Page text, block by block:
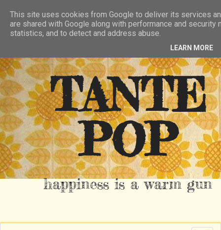
RSS FEED
TANTE
POP
happiness is a warm gun
This site uses cookies from Google to deliver its services
are shared with Google along with performance and
statistics, and to detect and address abuse.
LEARN MORE